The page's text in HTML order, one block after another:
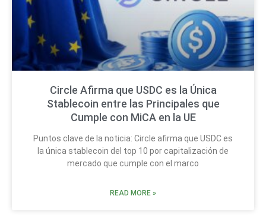
Circle Afirma que USDC es la Única
Stablecoin entre las Principales que
Cumple con MiCA en la UE
Puntos clave de la noticia: Circle afirma que USDC es
la única stablecoin del top 10 por capitalización de
mercado que cumple con el marco
READ MORE »